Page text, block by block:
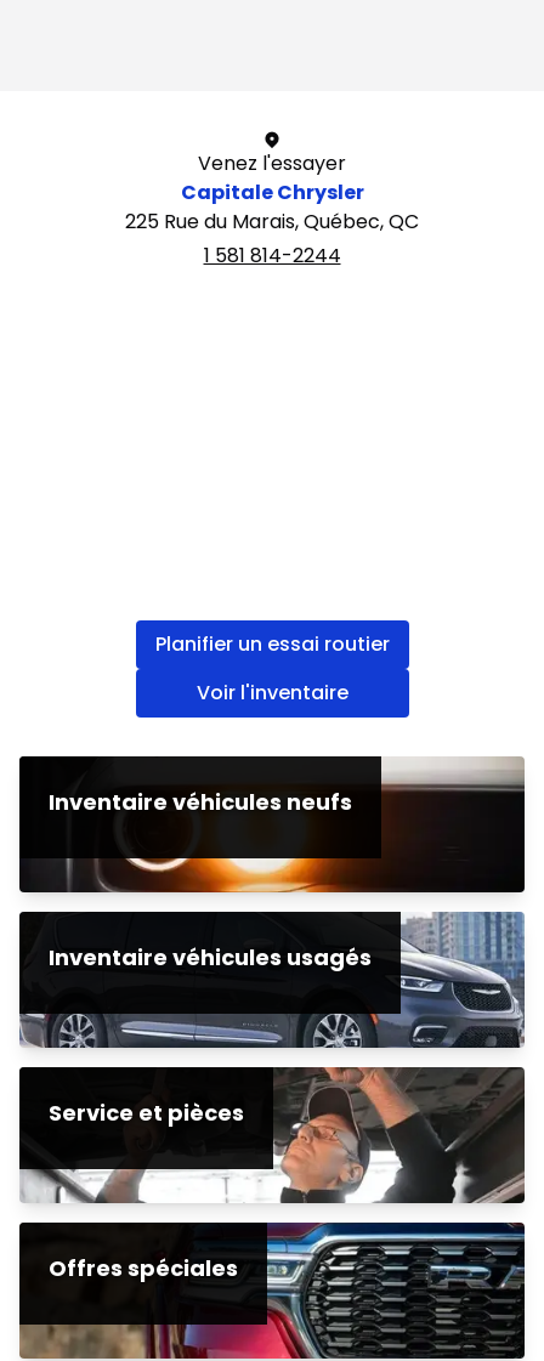
Venez l'essayer
Capitale Chrysler
225 Rue du Marais, Québec, QC
1 581 814-2244
Planifier un essai routier
Voir l'inventaire
Inventaire véhicules neufs
Inventaire véhicules usagés
Service et pièces
Offres spéciales